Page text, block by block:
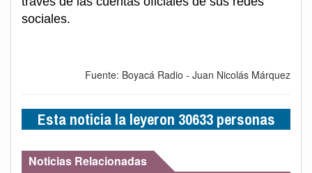
sociales.
Fuente: Boyacá Radio - Juan Nicolás Márquez
Esta noticia la leyeron 30633 personas
Noticias Relacionadas